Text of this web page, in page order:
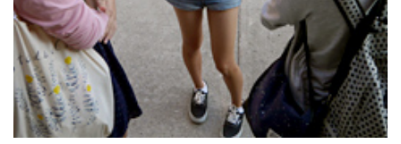
キャンパスマップ
アクセスマップ
緊急・災害時の対応
ご支援をお考えの方へ
同窓会
ENGLISHページ
個人情報保護への取り組み